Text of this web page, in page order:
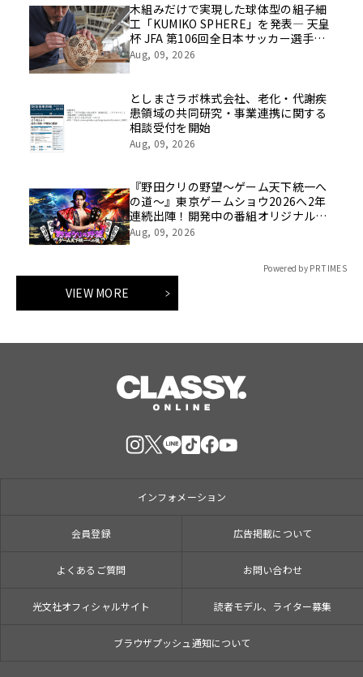
木組みだけで実現した球体型の組子細
工「KUMIKO SPHERE」を発表― 天皇
杯 JFA 第106回全日本サッカー選手権
大会の公式ビジュアルにも採用 ―
Aug, 09, 2026
としまさラボ株式会社、老化・代謝疾
患領域の共同研究・事業連携に関する
相談受付を開始
Aug, 09, 2026
『野田クリの野望～ゲーム天下統一へ
の道～』東京ゲームショウ2026へ2年
連続出陣！開発中の番組オリジナルゲ
ームを世界最速体験！失敗したら即
Aug, 09, 2026
Powered by PR TIMES
VIEW MORE
インフォメーション
会員登録 広告掲載について
よくあるご質問 お問い合わせ
光文社オフィシャルサイト 読者モデル、ライター募集
ブラウザプッシュ通知について